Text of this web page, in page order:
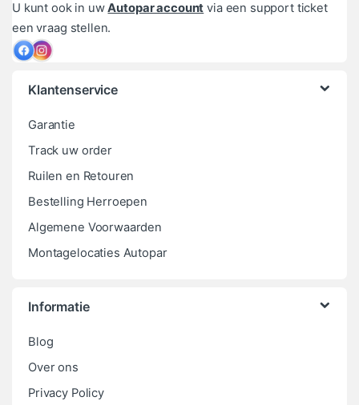
U kunt ook in uwAutopar account via een support ticket
een vraag stellen.
Klantenservice
Garantie
Track uw order
Ruilen en Retouren
Bestelling Herroepen
Algemene Voorwaarden
Montagelocaties Autopar
Informatie
Blog
Over ons
Privacy Policy